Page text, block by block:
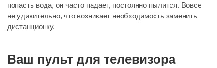
попасть вода, он часто падает, постоянно пылится. Вовсе
не удивительно, что возникает необходимость заменить
дистанционку.
Ваш пульт для телевизора